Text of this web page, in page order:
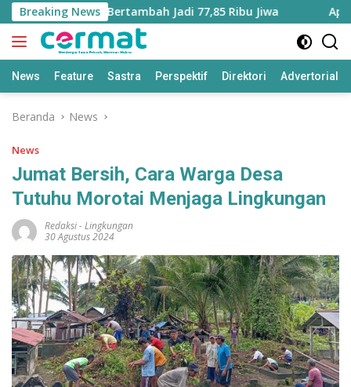
Langsung
ke
konten
Breaking News
Utara Bertambah Jadi 77,85 Ribu Jiwa
News Feature Sastra Perspektif Direktori Advertorial
Beranda News
News
Jumat Bersih, Cara Warga Desa
Tutuhu Morotai Menjaga Lingkungan
Redaksi-Lingkungan
30 Agustus 2024